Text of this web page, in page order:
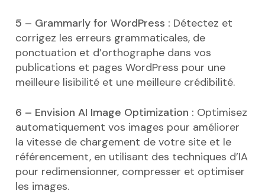
5 – Grammarly for WordPress : Détectez et
corrigez les erreurs grammaticales, de
ponctuation et d’orthographe dans vos
publications et pages WordPress pour une
meilleure lisibilité et une meilleure crédibilité.
6 – Envision AI Image Optimization : Optimisez
automatiquement vos images pour améliorer
la vitesse de chargement de votre site et le
référencement, en utilisant des techniques d’IA
pour redimensionner, compresser et optimiser
les images.